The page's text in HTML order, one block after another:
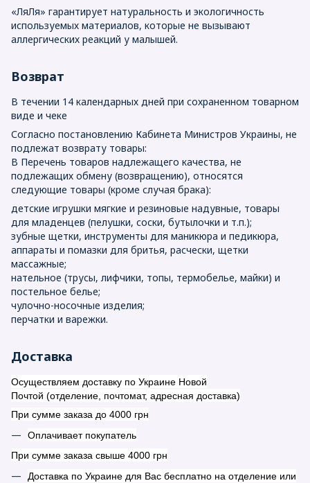
«ЛяЛя» гарантирует натуральность и экологичность
используемых материалов, которые не вызывают
аллергических реакций у малышей.
Возврат
В течении 14 календарных дней при сохраненном товарном
виде и чеке
Согласно постановлению Кабинета Министров Украины, не
подлежат возврату товары:
В Перечень товаров надлежащего качества, не
подлежащих обмену (возвращению), относятся
следующие товары (кроме случая брака):
детские игрушки мягкие и резиновые надувные, товары
для младенцев (пелушки, соски, бутылочки и т.п.);
зубные щетки, инструменты для маникюра и педикюра,
аппараты и помазки для бритья, расчески, щетки
массажные;
нательное (трусы, лифчики, топы, термобелье, майки) и
постельное белье;
чулочно-носочные изделия;
перчатки и варежки.
Доставка
Осуществляем доставку по Украине Новой
Почтой (отделение, почтомат, адресная доставка)
При сумме заказа до 4000 грн
Оплачивает покупатель
При сумме заказа свыше 4000 грн
Доставка по Украине для Вас бесплатно на отделение или